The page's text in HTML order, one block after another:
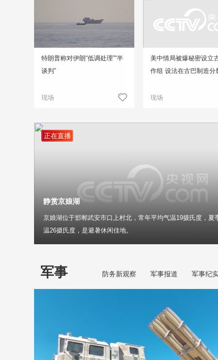
特朗普称对伊朗“低调处理”“半
谈判”
现场
美中情局被爆秘密设立
作组 设法在古巴制造分
现场
正在直播
静赏京娘湖
京娘湖位于邯郸武安市口上村北，常年平均气温19摄氏度，夏
温26摄氏度，是避暑休闲佳地。
军事 防务新观察 军事报道 军事纪